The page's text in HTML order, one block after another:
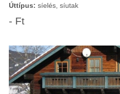
Úttípus: síelés, síutak
- Ft